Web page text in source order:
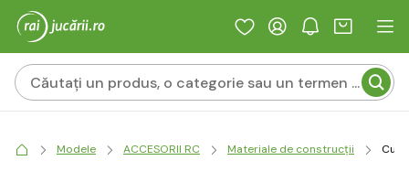
Modele ACCESORII RC Materiale de construcții